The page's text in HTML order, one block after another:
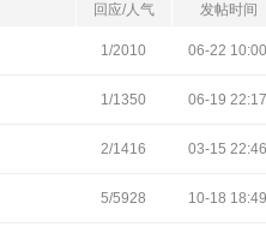
回应/人气 发帖时间
1/2010 06-22 10:00
1/1350 06-19 22:17
2/1416 03-15 22:46
5/5928 10-18 18:49